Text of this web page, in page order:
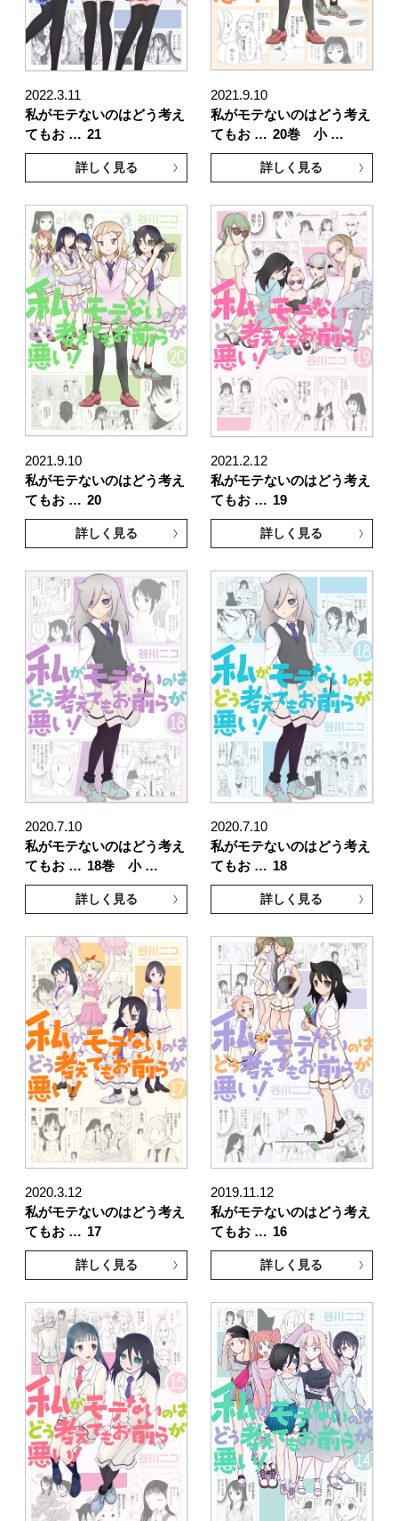
2022.3.11
私がモテないのはどう考え
てもお … 21
詳しく見る
2021.9.10
私がモテないのはどう考え
てもお … 20巻 小 …
詳しく見る
2021.9.10
私がモテないのはどう考え
てもお … 20
詳しく見る
2021.2.12
私がモテないのはどう考え
てもお … 19
詳しく見る
2020.7.10
私がモテないのはどう考え
てもお … 18巻 小 …
詳しく見る
2020.7.10
私がモテないのはどう考え
てもお … 18
詳しく見る
2020.3.12
私がモテないのはどう考え
てもお … 17
詳しく見る
2019.11.12
私がモテないのはどう考え
てもお … 16
詳しく見る